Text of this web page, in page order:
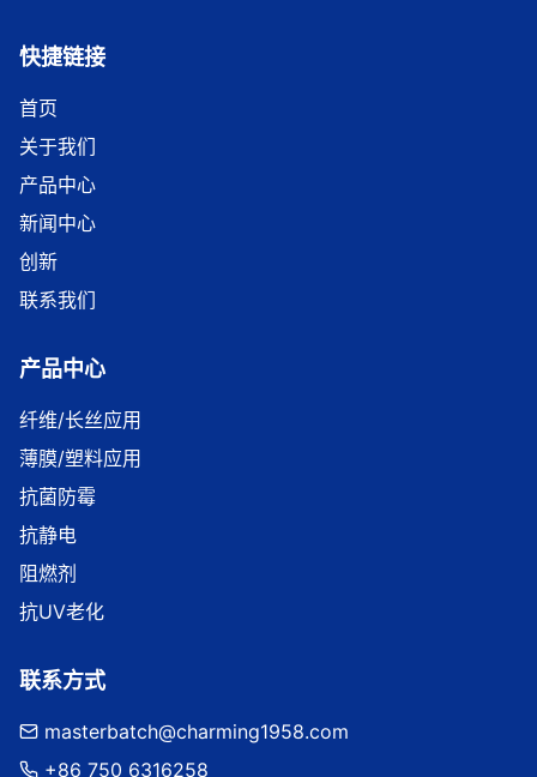
快捷链接
首页
关于我们
产品中心
新闻中心
创新
联系我们
产品中心
纤维/长丝应用
薄膜/塑料应用
抗菌防霉
抗静电
阻燃剂
抗UV老化
联系方式
masterbatch@charming1958.com
+86 750 6316258